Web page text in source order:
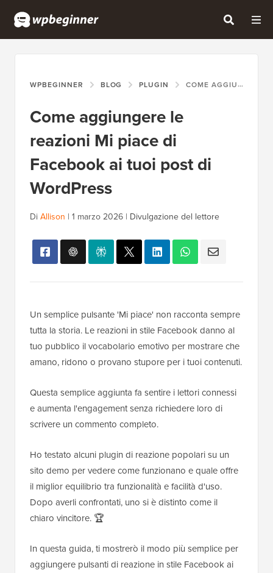
WPBEGINNER BLOG PLUGIN COME AGGIUNGERE LE REAZIONI MI PIACE DI FACEBOOK AI TUOI POST DI WORDPRESS
Come aggiungere le
reazioni Mi piace di
Facebook ai tuoi post di
WordPress
DiAllison | 1 marzo 2026 | Divulgazione del lettore
Un semplice pulsante 'Mi piace' non racconta sempre
tutta la storia. Le reazioni in stile Facebook danno al
tuo pubblico il vocabolario emotivo per mostrare che
amano, ridono o provano stupore per i tuoi contenuti.
Questa semplice aggiunta fa sentire i lettori connessi
e aumenta l'engagement senza richiedere loro di
scrivere un commento completo.
Ho testato alcuni plugin di reazione popolari su un
sito demo per vedere come funzionano e quale offre
il miglior equilibrio tra funzionalità e facilità d'uso.
Dopo averli confrontati, uno si è distinto come il
chiaro vincitore. 🏆
In questa guida, ti mostrerò il modo più semplice per
aggiungere pulsanti di reazione in stile Facebook ai